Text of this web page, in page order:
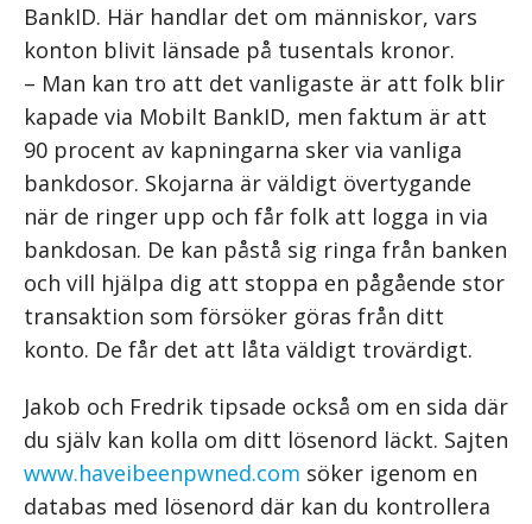
BankID. Här handlar det om människor, vars
konton blivit länsade på tusentals kronor.
– Man kan tro att det vanligaste är att folk blir
kapade via Mobilt BankID, men faktum är att
90 procent av kapningarna sker via vanliga
bankdosor. Skojarna är väldigt övertygande
när de ringer upp och får folk att logga in via
bankdosan. De kan påstå sig ringa från banken
och vill hjälpa dig att stoppa en pågående stor
transaktion som försöker göras från ditt
konto. De får det att låta väldigt trovärdigt.
Jakob och Fredrik tipsade också om en sida där
du själv kan kolla om ditt lösenord läckt. Sajten
www.haveibeenpwned.com söker igenom en
databas med lösenord där kan du kontrollera